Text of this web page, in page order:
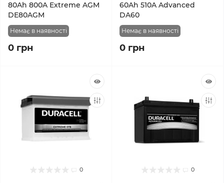
80Ah 800A Extreme AGM
DE80AGM
Немає в наявності
0 грн
60Ah 510A Advanced
DA60
Немає в наявності
0 грн
0 0